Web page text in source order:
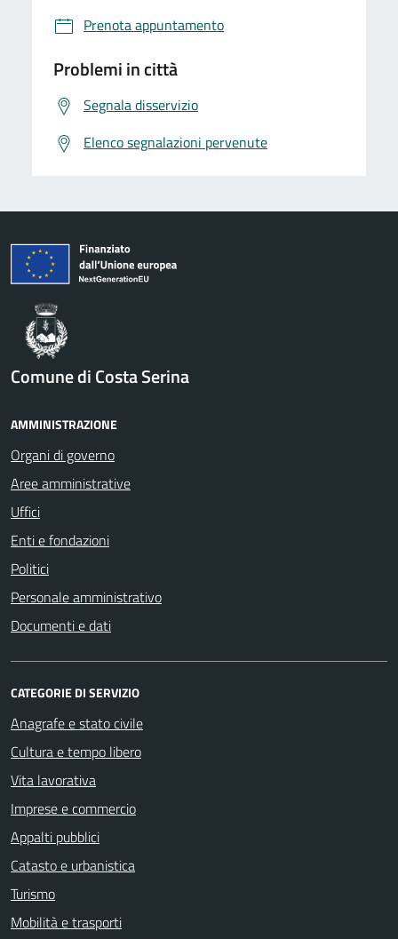
Prenota appuntamento
Problemi in città
Segnala disservizio
Elenco segnalazioni pervenute
Comune di Costa Serina
AMMINISTRAZIONE
Organi di governo
Aree amministrative
Uffici
Enti e fondazioni
Politici
Personale amministrativo
Documenti e dati
CATEGORIE DI SERVIZIO
Anagrafe e stato civile
Cultura e tempo libero
Vita lavorativa
Imprese e commercio
Appalti pubblici
Catasto e urbanistica
Turismo
Mobilità e trasporti